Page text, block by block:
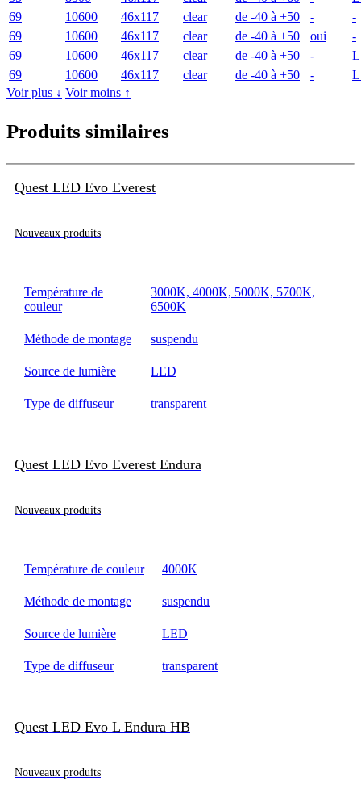
69
10600 46x117 clear de -40 à +50 -
-
69
10600 46x117 clear de -40 à +50 oui
-
69
10600 46x117 clear de -40 à +50 -
69
10600 46x117 clear de -40 à +50 -
Voir plus ↓ Voir moins ↑
Produits similaires
Quest LED Evo Everest
Nouveaux produits
Température de
couleur
3000K, 4000K, 5000K, 5700K,
6500K
Méthode de montage suspendu
Source de lumière LED
Type de diffuseur transparent
Quest LED Evo Everest Endura
Nouveaux produits
Température de couleur 4000K
Méthode de montage suspendu
Source de lumière LED
Type de diffuseur transparent
Quest LED Evo L Endura HB
Nouveaux produits